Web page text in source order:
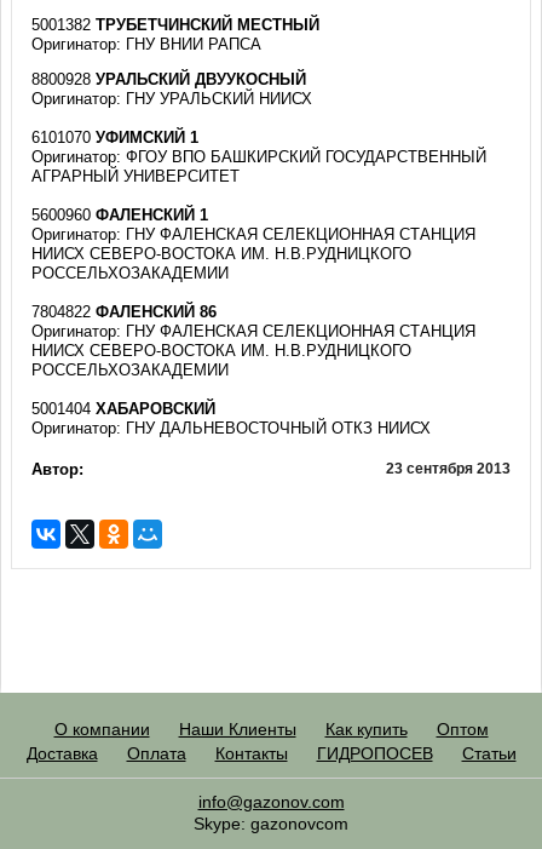
5001382ТРУБЕТЧИНСКИЙ МЕСТНЫЙ
Оригинатор: ГНУ ВНИИ РАПСА
8800928УРАЛЬСКИЙ ДВУУКОСНЫЙ
Оригинатор: ГНУ УРАЛЬСКИЙ НИИСХ
6101070УФИМСКИЙ 1
Оригинатор: ФГОУ ВПО БАШКИРСКИЙ ГОСУДАРСТВЕННЫЙ
АГРАРНЫЙ УНИВЕРСИТЕТ
5600960ФАЛЕНСКИЙ 1
Оригинатор: ГНУ ФАЛЕНСКАЯ СЕЛЕКЦИОННАЯ СТАНЦИЯ
НИИСХ СЕВЕРО-ВОСТОКА ИМ. Н.В.РУДНИЦКОГО
РОССЕЛЬХОЗАКАДЕМИИ
7804822ФАЛЕНСКИЙ 86
Оригинатор: ГНУ ФАЛЕНСКАЯ СЕЛЕКЦИОННАЯ СТАНЦИЯ
НИИСХ СЕВЕРО-ВОСТОКА ИМ. Н.В.РУДНИЦКОГО
РОССЕЛЬХОЗАКАДЕМИИ
5001404ХАБАРОВСКИЙ
Оригинатор: ГНУ ДАЛЬНЕВОСТОЧНЫЙ ОТКЗ НИИСХ
23 сентября 2013
Автор:
О компании Наши Клиенты Как купить
Оптом
Доставка
Оплата Контакты ГИДРОПОСЕВ Статьи
info@gazonov.com
Skype: gazonovcom